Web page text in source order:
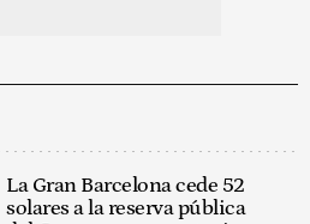
La Gran Barcelona cede 52
solares a la reserva pública